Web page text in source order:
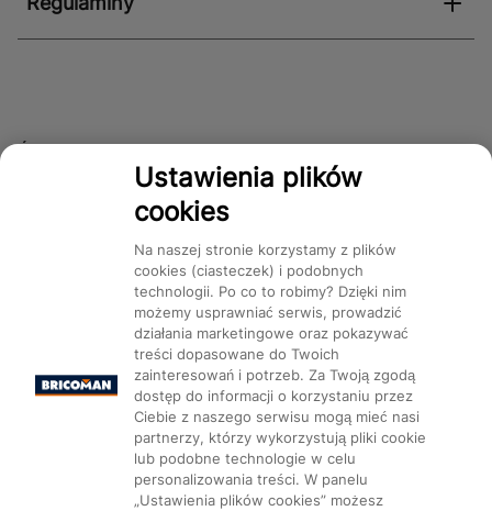
Śledź nas!
Mapa Strony: Kategorie Produkty Marki CMS
Ustawienia plików
cookies
Na naszej stronie korzystamy z plików
cookies (ciasteczek) i podobnych
technologii. Po co to robimy? Dzięki nim
możemy usprawniać serwis, prowadzić
działania marketingowe oraz pokazywać
treści dopasowane do Twoich
zainteresowań i potrzeb. Za Twoją zgodą
dostęp do informacji o korzystaniu przez
Ciebie z naszego serwisu mogą mieć nasi
partnerzy, którzy wykorzystują pliki cookie
lub podobne technologie w celu
personalizowania treści. W panelu
„Ustawienia plików cookies” możesz